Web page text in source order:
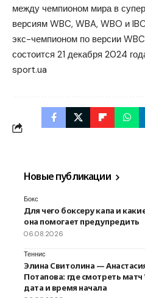
между чемпионом мира в
версиям WBC, WBA, WBO и
экс-чемпионом по версии
состоится 21 декабря 2024
sport.ua
Новые публикации
Бокс
Для чего боксеру капа и
она помогает предупредить
06.08.2026
Теннис
Элина Свитолина —
Потапова: где смотреть матч
дата и время начала